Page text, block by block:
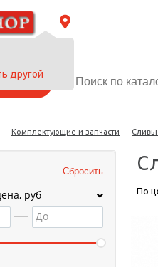
другой
- Комплектующие и запчасти -
руб
До
По